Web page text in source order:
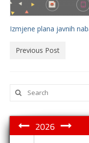
Izmjene plana javnih
Previous Post
Search
for:
2026